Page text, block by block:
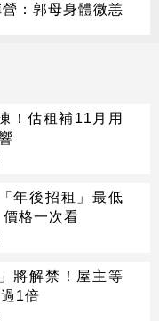
：郭母身體微恙
！估租補11月用
年後招租」最低
格一次看
將解禁！屋主等
1倍